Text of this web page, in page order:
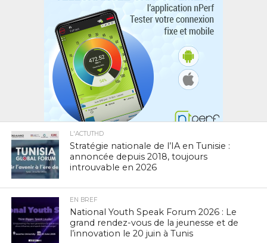
L'ACTUTHD
Stratégie nationale de l’IA en Tunisie :
annoncée depuis 2018, toujours
introuvable en 2026
EN BREF
National Youth Speak Forum 2026 : Le
grand rendez-vous de la jeunesse et de
l’innovation le 20 juin à Tunis